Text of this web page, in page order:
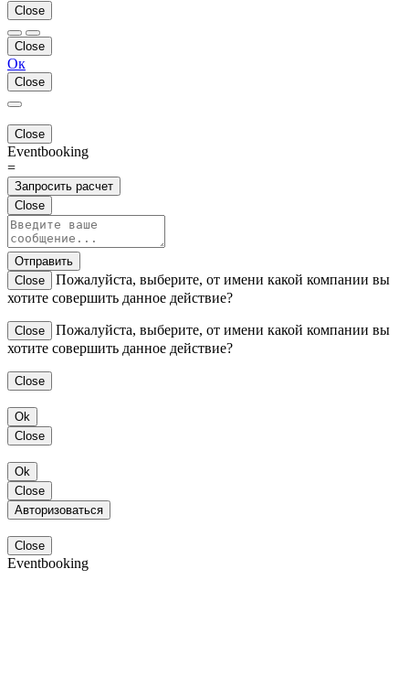
Close
Close
Ок
Close
Close
Eventbooking
=
Запросить расчет
Close
Отправить
Close
Пожалуйста, выберите, от имени какой компании вы
хотите совершить данное действие?
Close
Пожалуйста, выберите, от имени какой компании вы
хотите совершить данное действие?
Close
Ok
Close
Ok
Close
Авторизоваться
Close
Eventbooking